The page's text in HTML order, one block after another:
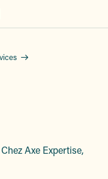
Axe Expertise,